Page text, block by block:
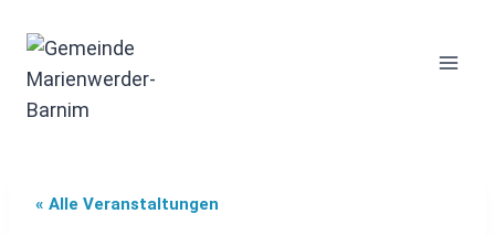
Inhalt
springen
« Alle Veranstaltungen